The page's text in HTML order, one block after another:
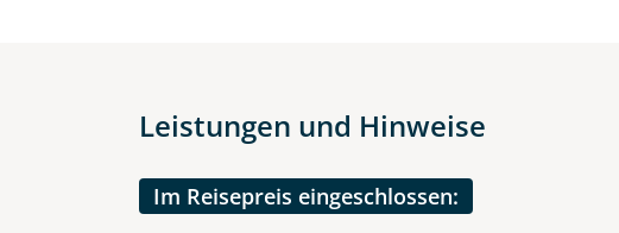
Leistungen und Hinweise
Im Reisepreis eingeschlossen: